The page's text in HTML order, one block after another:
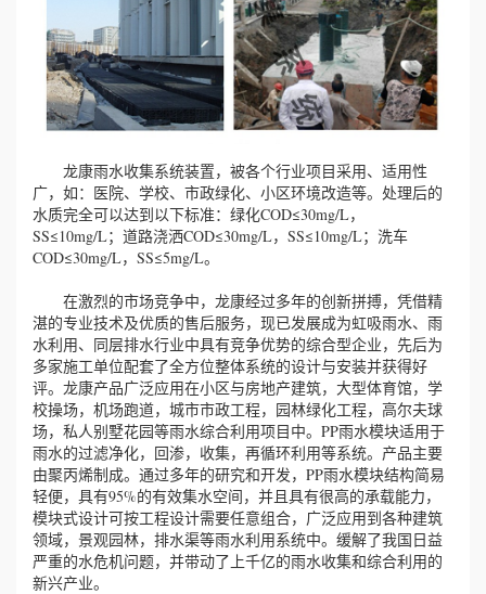
龙康雨水收集系统装置，被各个行业项目采用、适用性
广，如：医院、学校、市政绿化、小区环境改造等。处理后的
水质完全可以达到以下标准：绿化COD≤30mg/L，
SS≤10mg/L；道路浇洒COD≤30mg/L，SS≤10mg/L；洗车
COD≤30mg/L，SS≤5mg/L。
在激烈的市场竞争中，龙康经过多年的创新拼搏，凭借精
湛的专业技术及优质的售后服务，现已发展成为虹吸雨水、雨
水利用、同层排水行业中具有竞争优势的综合型企业，先后为
多家施工单位配套了全方位整体系统的设计与安装并获得好
评。龙康产品广泛应用在小区与房地产建筑，大型体育馆，学
校操场，机场跑道，城市市政工程，园林绿化工程，高尔夫球
场，私人别墅花园等雨水综合利用项目中。PP雨水模块适用于
雨水的过滤净化，回渗，收集，再循环利用等系统。产品主要
由聚丙烯制成。通过多年的研究和开发，PP雨水模块结构简易
轻便，具有95%的有效集水空间，并且具有很高的承载能力，
模块式设计可按工程设计需要任意组合，广泛应用到各种建筑
领域，景观园林，排水渠等雨水利用系统中。缓解了我国日益
严重的水危机问题，并带动了上千亿的雨水收集和综合利用的
新兴产业。